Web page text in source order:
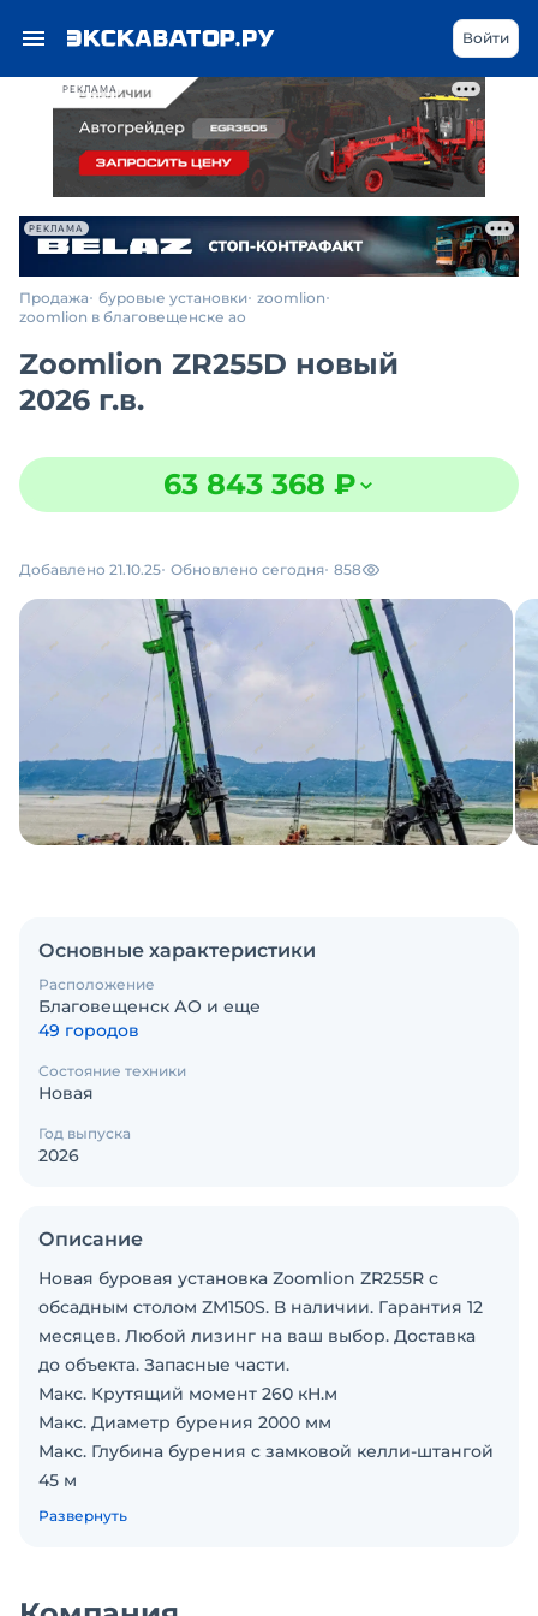
РЕКЛАМА
Войти
РЕКЛАМА
Продажа буровые установки zoomlion
zoomlion в благовещенске ао
Zoomlion ZR255D новый
2026 г.в.
63 843 368 ₽
Добавлено 21.10.25 Обновлено сегодня 858
Основные характеристики
Расположение
Благовещенск АО и еще
49 городов
Состояние техники
Новая
Год выпуска
2026
Описание
Новая буровая установка Zoomlion ZR255R с
обсадным столом ZM150S. В наличии. Гарантия 12
месяцев. Любой лизинг на ваш выбор. Доставка
до объекта. Запасные части.
Макс. Крутящий момент 260 кН.м
Макс. Диаметр бурения 2000 мм
Макс. Глубина бурения с замковой келли-штангой
45 м
Снаряженная масса 87 т
Развернуть